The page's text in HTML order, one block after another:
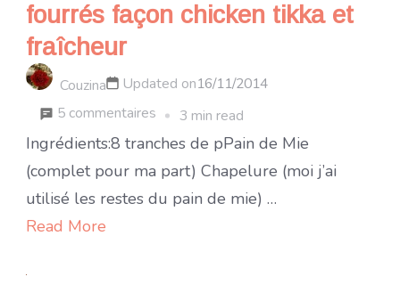
fourrés façon chicken tikka et
fraîcheur
Couzina Updated on16/11/2014
5 commentaires sur
Beignets
de
pain
3 min read
Ingrédients:8 tranches de pPain de Mie
(complet pour ma part) Chapelure (moi j’ai
utilisé les restes du pain de mie) …
Read More